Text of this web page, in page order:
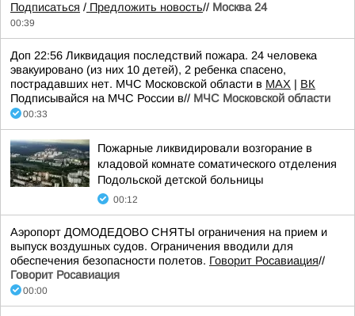
Подписаться / Предложить новость// Москва 24
00:39
Доп 22:56 Ликвидация последствий пожара. 24 человека
эвакуировано (из них 10 детей), 2 ребенка спасено,
пострадавших нет. МЧС Московской области в MAX | ВК
Подписывайся на МЧС России в// МЧС Московской области
00:33
Пожарные ликвидировали возгорание в
кладовой комнате соматического отделения
Подольской детской больницы
00:12
Аэропорт ДОМОДЕДОВО СНЯТЫ ограничения на прием и
выпуск воздушных судов. Ограничения вводили для
обеспечения безопасности полетов. Говорит Росавиация//
Говорит Росавиация
00:00